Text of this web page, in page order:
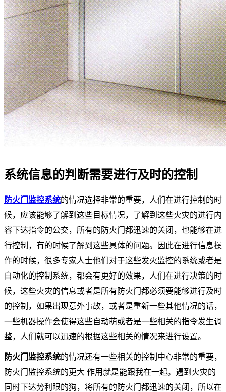
系统信息的判断需要进行及时的控制
防火门监控系统的情况选择非常的重要，人们在进行控制的时
候，应该能够了解到这些目标情况，了解到这些火灾的进行内
容下达指令的公交，所有的防火门都迅速的关闭，也能够在进
行控制，有的时候了解到这些具体的问题。因此在进行信息操
作的时候，很多专家人士他们对于这些发火监控的系统或者是
自动化的控制系统，都会有更好的效果，人们在进行决策的时
候，这些火灾的信息或者是所有防火门都必须要能够进行及时
的控制，如果出现意外事故，或者是重新一些其他情况的话，
一些机器操作会使得这些自动萌或者是一些相关的指令发生调
整，人们就可以迅速的根据这些相关的情况来进行设置。
防火门监控系统的情况还有一些相关的控制中心非常的重要，
防火门监控系统的更大 作用就是能跟我在一起。遇到火灾的
同时下达势利眼的狗，将所有的防火门都迅速的关闭，所以在